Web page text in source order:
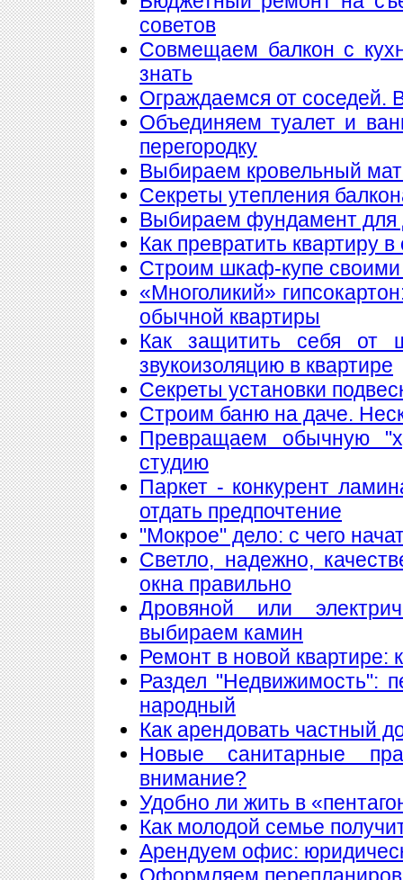
советов
Совмещаем балкон с
знать
Ограждаемся от соседей.
Объединяем туалет и
перегородку
Выбираем кровельный
Секреты утепления
Выбираем фундамент для
Как превратить квартиру
Строим шкаф-купе
«Многоликий»
обычной квартиры
Как защитить себя от
звукоизоляцию в квартире
Секреты установки
Строим баню на даче.
Превращаем обычную
студию
Паркет - конкурент
отдать предпочтение
"Мокрое" дело: с чего
Светло, надежно,
окна правильно
Дровяной или
выбираем камин
Ремонт в новой квартире:
Раздел "Недвижимость":
народный
Как арендовать частный
Новые санитарные
внимание?
Удобно ли жить в
Как молодой семье
Арендуем офис:
Оформляем